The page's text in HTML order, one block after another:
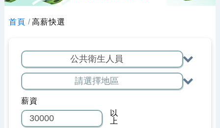
首頁 高薪快選
薪資
以
上